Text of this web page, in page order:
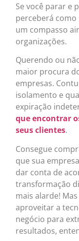
Se você parar e
perceberá
um compasso
organizações.
Querendo ou
maior procura
empresas.
isolamento e
expiração
que encontrar
seus clientes.
Consegue
que sua
dar conta de
transformação
mais alarde!
aproveitar a
negócio para
resultados,